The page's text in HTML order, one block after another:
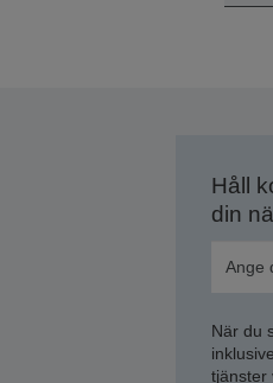
Håll
din
När du
tjänster